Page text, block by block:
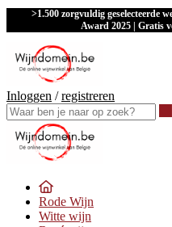
>1.500 zorgvuldig geselecteerde
Award 2025 | Gratis
Inloggen /registreren
Rode Wijn
Witte wijn